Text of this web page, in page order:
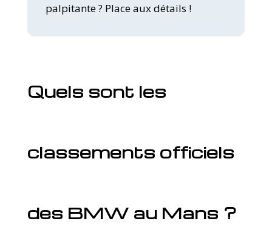
palpitante ? Place aux détails !
Quels sont les
classements officiels
des BMW au Mans ?